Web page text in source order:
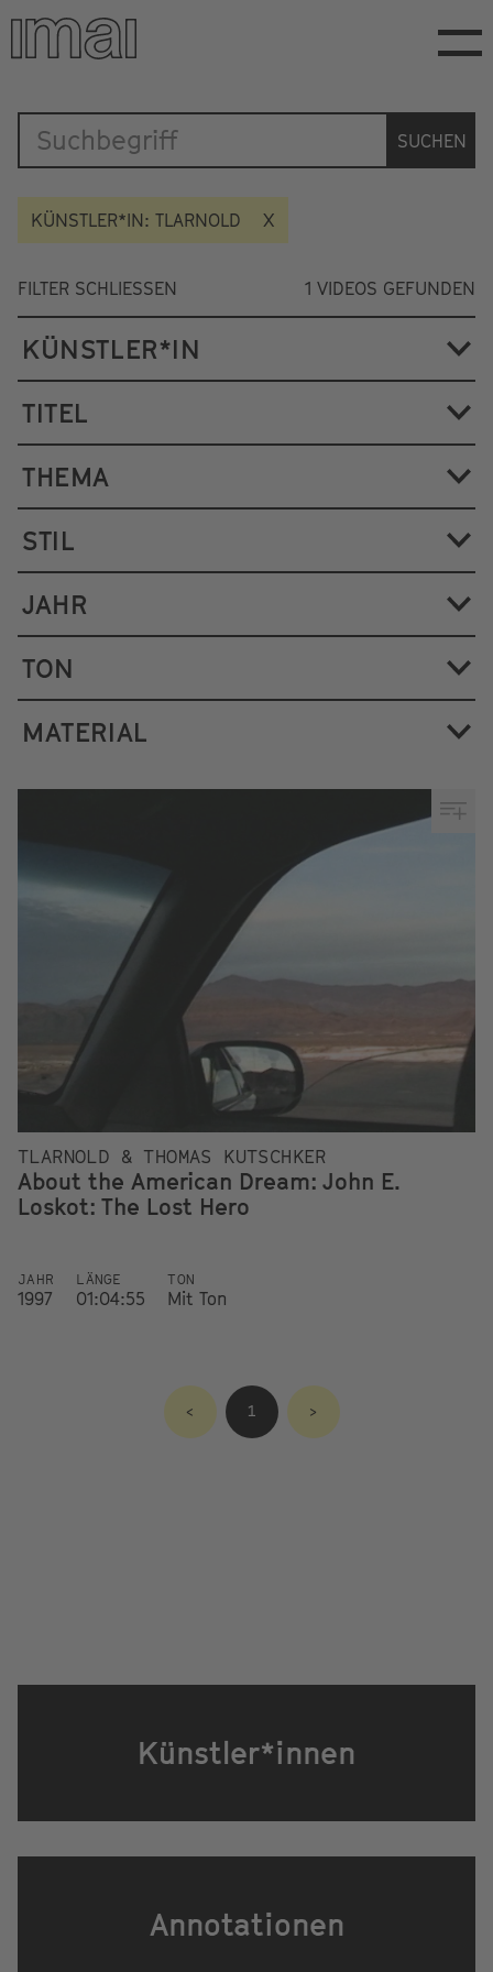
Direkt
zum
Inhalt
Katalog
SUCHEN
KÜNSTLER*IN: TLARNOLD
FILTER SCHLIESSEN 1 VIDEOS GEFUNDEN
KÜNSTLER*IN
TITEL
THEMA
STIL
JAHR
TON
MATERIAL
TLARNOLD & THOMAS KUTSCHKER
About the American Dream: John E.
Loskot: The Lost Hero
JAHR
1997
LÄNGE
01:04:55
TON
Mit Ton
< 1 >
Künstler*innen
Annotationen